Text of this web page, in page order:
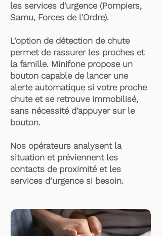
les services d'urgence (Pompiers,
Samu, Forces de l'Ordre).
L’option de détection de chute
permet de rassurer les proches et
la famille. Minifone propose un
bouton capable de lancer une
alerte automatique si votre proche
chute et se retrouve immobilisé,
sans nécessité d’appuyer sur le
bouton.
Nos opérateurs analysent la
situation et préviennent les
contacts de proximité et les
services d’urgence si besoin.